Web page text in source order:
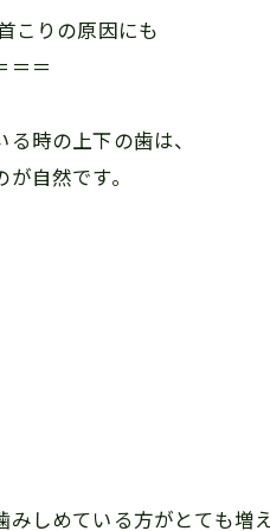
こりの原因にも
＝＝
時の上下の歯は、
自然です。
しめている方がとても増え